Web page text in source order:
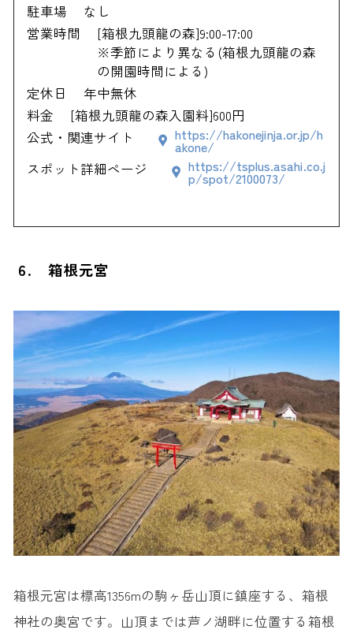
駐車場
なし
営業時間
[箱根九頭龍の森]9:00-17:00
※季節により異なる(箱根九頭龍の森
の開園時間による)
定休日
年中無休
料金
[箱根九頭龍の森入園料]600円
公式・関連サイト
https://hakonejinja.or.jp/h
akone/
スポット詳細ページ
https://tsplus.asahi.co.j
p/spot/2100073/
6. 箱根元宮
箱根元宮は標高1356mの駒ヶ岳山頂に鎮座する、箱根
神社の奥宮です。山頂までは芦ノ湖畔に位置する箱根